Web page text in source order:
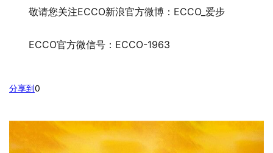
敬请您关注ECCO新浪官方微博：ECCO_爱步
ECCO官方微信号：ECCO-1963
分享到0